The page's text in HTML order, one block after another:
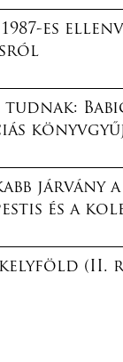
es
járvány a
és a
(II.